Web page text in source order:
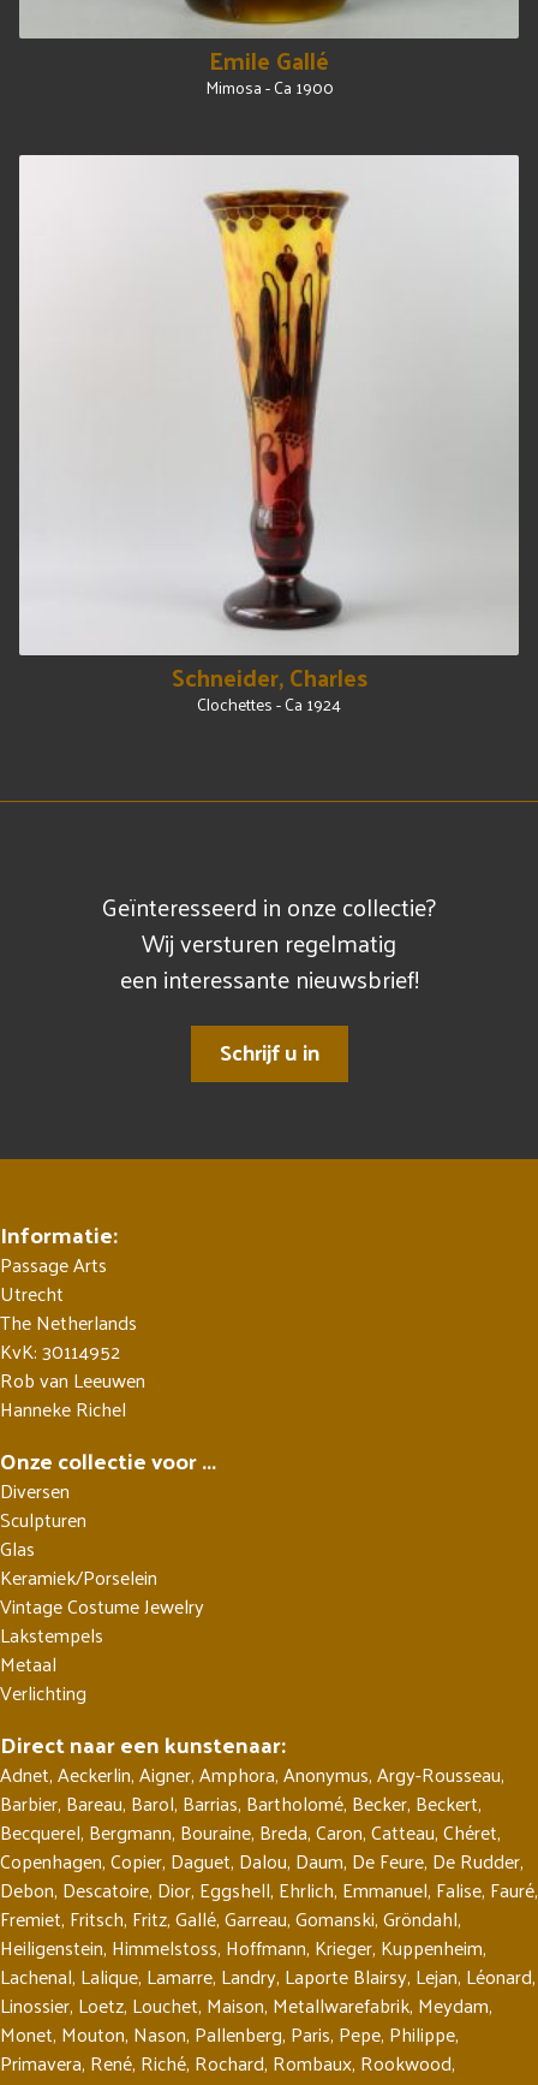
Emile Gallé
Mimosa - Ca 1900
Schneider, Charles
Clochettes - Ca 1924
Geïnteresseerd in onze collectie?
Wij versturen regelmatig
een interessante nieuwsbrief!
Schrijf u in
Informatie:
Passage Arts
Utrecht
The Netherlands
KvK: 30114952
Rob van Leeuwen
Hanneke Richel
Onze collectie voor ...
Diversen
Sculpturen
Glas
Keramiek/Porselein
Vintage Costume Jewelry
Lakstempels
Metaal
Verlichting
Direct naar een kunstenaar:
Adnet,Aeckerlin,Aigner,Amphora,Anonymus,Argy-Rousseau,
Barbier, Bareau, Barol, Barrias, Bartholomé, Becker, Beckert,
Becquerel, Bergmann, Bouraine, Breda,Caron,Catteau,Chéret,
Copenhagen,Copier, Daguet, Dalou, Daum, De Feure, De Rudder,
Debon, Descatoire, Dior, Eggshell, Ehrlich, Emmanuel, Falise, Fauré,
Fremiet, Fritsch, Fritz,Gallé,Garreau,Gomanski,Gröndahl,
Heiligenstein, Himmelstoss, Hoffmann, Krieger, Kuppenheim,
Lachenal, Lalique, Lamarre, Landry, Laporte Blairsy, Lejan, Léonard,
Linossier, Loetz, Louchet, Maison, Metallwarefabrik, Meydam,
Monet, Mouton, Nason, Pallenberg, Paris, Pepe, Philippe,
Primavera, René, Riché, Rochard, Rombaux, Rookwood,